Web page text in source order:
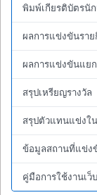
พิมพ์เกียรติบัตรนัก
ผลการแข่งขันราย
ผลการแข่งขันแย
สรุปเหรียญรางวัล
สรุปตัวแทนแข่งใ
ข้อมูลสถานที่แข่ง
คู่มือการใช้งานเว็